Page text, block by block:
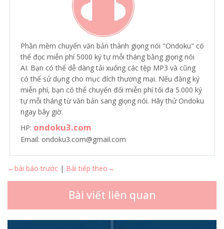
Phần mềm chuyển văn bản thành giọng nói "Ondoku" có
thể đọc miễn phí 5000 ký tự mỗi tháng bằng giọng nói
AI. Bạn có thể dễ dàng tải xuống các tệp MP3 và cũng
có thể sử dụng cho mục đích thương mại. Nếu đăng ký
miễn phí, bạn có thể chuyển đổi miễn phí tối đa 5.000 ký
tự mỗi tháng từ văn bản sang giọng nói. Hãy thử Ondoku
ngay bây giờ.
HP: ondoku3.com
Email: ondoku3.com@gmail.com
←bài báo trước | Bài tiếp theo→
Bài viết liên quan